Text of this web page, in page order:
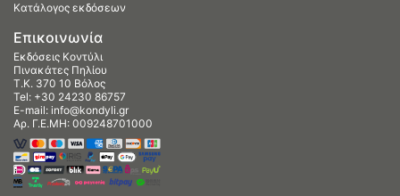
Κατάλογος εκδόσεων
Επικοινωνία
Εκδόσεις Κοντύλι
Πινακάτες Πηλίου
Τ.Κ. 370 10 Βόλος
Tel: +30 24230 86757
E-mail: info@kondyli.gr
Αρ. Γ.Ε.ΜΗ: 009248701000